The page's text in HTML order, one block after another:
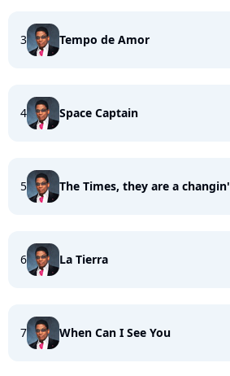
3 Tempo de Amor
4 Space Captain
5 The Times, they are a changin'
6 La Tierra
7 When Can I See You